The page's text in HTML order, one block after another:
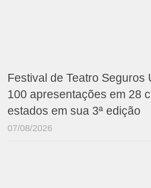
Festival de Teatro Seguros
100 apresentações em 28
estados em sua 3ª edição
07/08/2026